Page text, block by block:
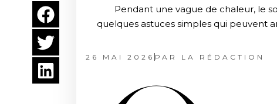
Pendant une vague de chaleur, le
quelques astuces simples qui peuvent
26 MAI 2026 PAR LA RÉDACTION